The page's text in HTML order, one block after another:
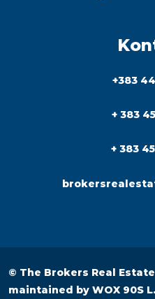
+383
+ 383
+ 383
© The Brokers Real
maintained by WOX 90S